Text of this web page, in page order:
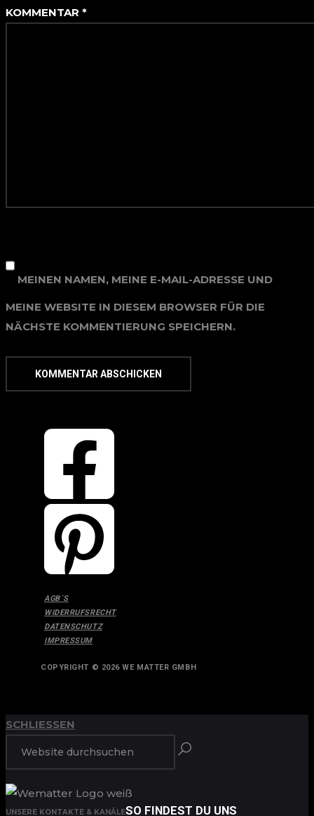
KOMMENTAR *
MEINEN NAMEN, MEINE E-MAIL-ADRESSE UND
MEINE WEBSITE IN DIESEM BROWSER FÜR DIE
NÄCHSTE KOMMENTIERUNG SPEICHERN.
AGB´S
WIDERRUFSRECHT
DATENSCHUTZ
IMPRESSUM
COPYRIGHT © 2026 WE MATTER GMBH
SCHLIESSEN
UNSERE KONTAKTE & KANÄLESO FINDEST DU UNS